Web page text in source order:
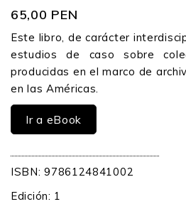
65,00 PEN
Este libro, de carácter
estudios de caso sobre
producidas en el marco de
en las Américas.
Ir a eBook
ISBN: 9786124841002
Edición: 1